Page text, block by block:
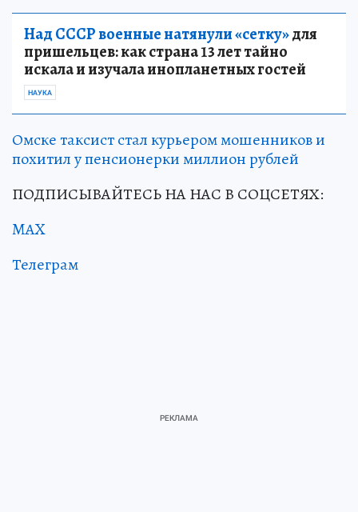
Над СССР военные натянули «сетку»для
пришельцев: как страна 13 лет тайно
искала и изучала инопланетных гостей
НАУКА
Омске таксист стал курьером мошенников и
похитил у пенсионерки миллион рублей
ПОДПИСЫВАЙТЕСЬ НА НАС В СОЦСЕТЯХ:
MAX
Телеграм